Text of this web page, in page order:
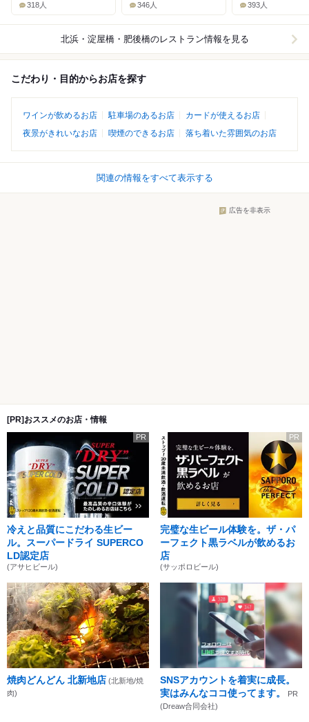
318人 346人 393人
北浜・淀屋橋・肥後橋のレストラン情報を見る
こだわり・目的からお店を探す
ワインが飲めるお店 駐車場のあるお店
カードが使えるお店
夜景がきれいなお店
喫煙のできるお店 落ち着いた雰囲気のお店
関連の情報をすべて表示する
広告を非表示
[PR]おススメのお店・情報
PR
冷えと品質にこだわる生ビー
ル。スーパードライ SUPERCO
LD認定店
(アサヒビール)
PR
完璧な生ビール体験を。ザ・パ
ーフェクト黒ラベルが飲めるお
店
(サッポロビール)
焼肉どんどん 北新地店 (北新地/焼
肉)
SNSアカウントを着実に成長。
実はみんなココ使ってます。
PR
(Dreaw合同会社)